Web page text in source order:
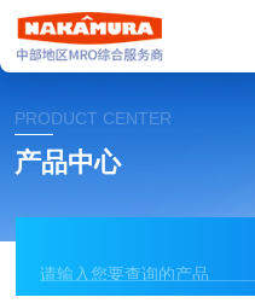
PRODUCT CENTER
产品中心